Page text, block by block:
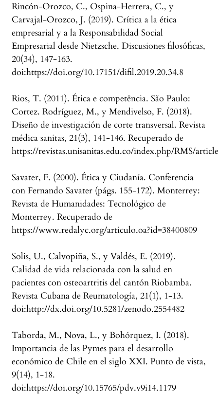
Rincón-Orozco, C., Ospina-Herrera, C., y
Carvajal-Orozco, J. (2019). Crítica a la ética
empresarial y a la Responsabilidad Social
Empresarial desde Nietzsche. Discusiones filosóficas,
20(34), 147-163.
doi:https://doi.org/10.17151/difil.2019.20.34.8
Rios, T. (2011). Ética e competência. São Paulo:
Cortez. Rodríguez, M., y Mendivelso, F. (2018).
Diseño de investigación de corte transversal. Revista
médica sanitas, 21(3), 141-146. Recuperado de
https://revistas.unisanitas.edu.co/index.php/RMS/
Savater, F. (2000). Ética y Ciudanía. Conferencia
con Fernando Savater (págs. 155-172). Monterrey:
Revista de Humanidades: Tecnológico de
Monterrey. Recuperado de
https://www.redalyc.org/articulo.oa?id=38400809
Solis, U., Calvopiña, S., y Valdés, E. (2019).
Calidad de vida relacionada con la salud en
pacientes con osteoartritis del cantón Riobamba.
Revista Cubana de Reumatología, 21(1), 1-13.
doi:http://dx.doi.org/10.5281/zenodo.2554482
Taborda, M., Nova, L., y Bohórquez, I. (2018).
Importancia de las Pymes para el desarrollo
económico de Chile en el siglo XXI. Punto de vista,
9(14), 1-18.
doi:https://doi.org/10.15765/pdv.v9i14.1179